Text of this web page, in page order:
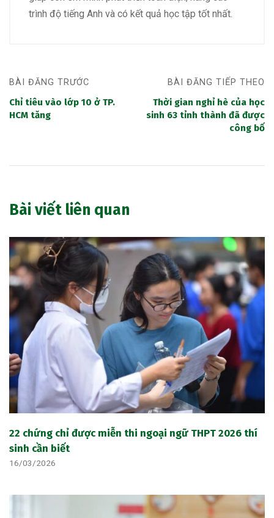
trình độ tiếng Anh và có kết quả học tập tốt nhất.
BÀI ĐĂNG TRƯỚC
Chỉ tiêu vào lớp 10 ở TP.
HCM tăng
BÀI ĐĂNG TIẾP THEO
Thời gian nghỉ hè của học
sinh 63 tỉnh thành đã được
công bố
Bài viết liên quan
22 chứng chỉ được miễn thi ngoại ngữ THPT 2026 thí
sinh cần biết
16/03/2026